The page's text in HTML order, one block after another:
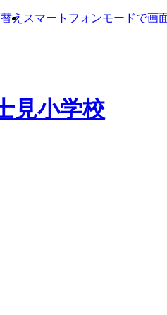
え スマートフォンモードで画
見小学校